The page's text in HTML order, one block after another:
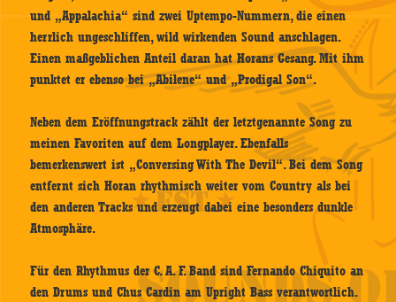
und „Appalachia“ sind zwei Uptempo-Nummern, die einen
herrlich ungeschliffen, wild wirkenden Sound anschlagen.
Einen maßgeblichen Anteil daran hat Horans Gesang. Mit ihm
punktet er ebenso bei „Abilene“ und „Prodigal Son“.
Neben dem Eröffnungstrack zählt der letztgenannte Song zu
meinen Favoriten auf dem Longplayer. Ebenfalls
bemerkenswert ist „Conversing With The Devil“. Bei dem Song
entfernt sich Horan rhythmisch weiter vom Country als bei
den anderen Tracks und erzeugt dabei eine besonders dunkle
Atmosphäre.
Für den Rhythmus der C. A. F. Band sind Fernando Chiquito an
den Drums und Chus Cardin am Upright Bass verantwortlich.